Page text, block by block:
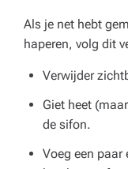
Als je net hebt
haperen, volg dit
Verwijder
Giet heet
de sifon.
Voeg een